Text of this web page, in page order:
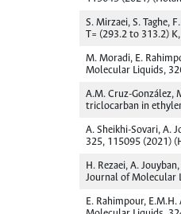
S. Mirzaei, S. Taghe,
T= (293.2 to 313.2)
M. Moradi, E.
Molecular Liquids,
A.M. Cruz-González,
triclocarban in
A. Sheikhi-Sovari, A.
325, 115095 (2021)
H. Rezaei, A.
Journal of Molecular
E. Rahimpour,